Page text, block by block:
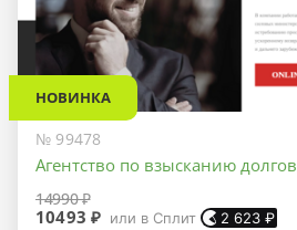
НОВИНКА
№ 99478
Агентство по взысканию долгов
14990 ₽
10493 ₽ или в Сплит 2 623 ₽